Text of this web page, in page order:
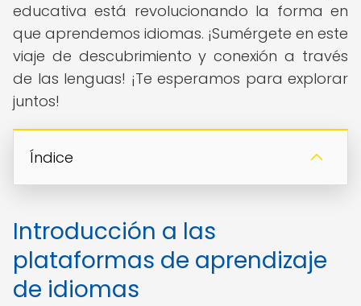
educativa está revolucionando la forma en
que aprendemos idiomas. ¡Sumérgete en este
viaje de descubrimiento y conexión a través
de las lenguas! ¡Te esperamos para explorar
juntos!
Índice
Introducción a las
plataformas de aprendizaje
de idiomas